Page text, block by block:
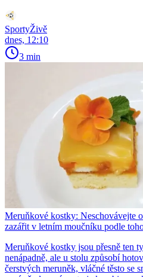
SportyŽivě
dnes, 12:10
3 min
Meruňkové kostky: Neschovávejte
zazářit v letním moučníku podle
Meruňkové kostky jsou přesně ten
nenápadně, ale u stolu způsobí
čerstvých meruněk, vláčné těsto se